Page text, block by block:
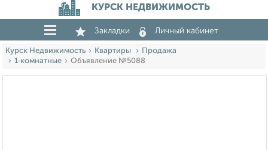
КУРСК НЕДВИЖИМОСТЬ
Закладки Личный кабинет
Курск Недвижимость Квартиры
Продажа
1‑комнатные
Объявление №5088